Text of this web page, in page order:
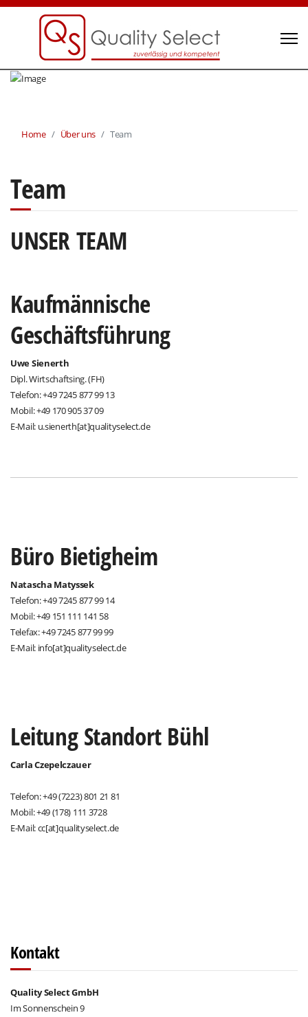
Home Über uns Team
Team
UNSER TEAM
Kaufmännische
Geschäftsführung
Uwe Sienerth
Dipl. Wirtschaftsing. (FH)
Telefon: +49 7245 877 99 13
Mobil: +49 170 905 37 09
E-Mail: u.sienerth[at]qualityselect.de
Büro Bietigheim
Natascha Matyssek
Telefon: +49 7245 877 99 14
Mobil: +49 151 111 141 58
Telefax: +49 7245 877 99 99
E-Mail: info[at]qualityselect.de
Leitung Standort Bühl
Carla Czepelczauer
Telefon: +49 (7223) 801 21 81
Mobil: +49 (178) 111 3728
E-Mail: cc[at]qualityselect.de
Kontakt
Quality Select GmbH
Im Sonnenschein 9